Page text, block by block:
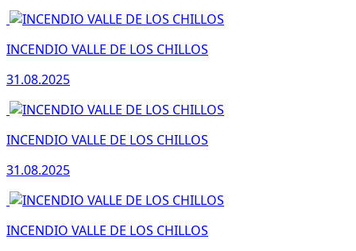
INCENDIO VALLE DE LOS CHILLOS
31.08.2025
INCENDIO VALLE DE LOS CHILLOS
31.08.2025
INCENDIO VALLE DE LOS CHILLOS